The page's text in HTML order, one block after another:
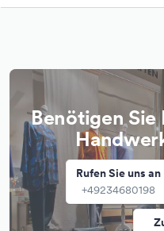
Benötigen Sie
Rufen Sie uns an
+49234680198